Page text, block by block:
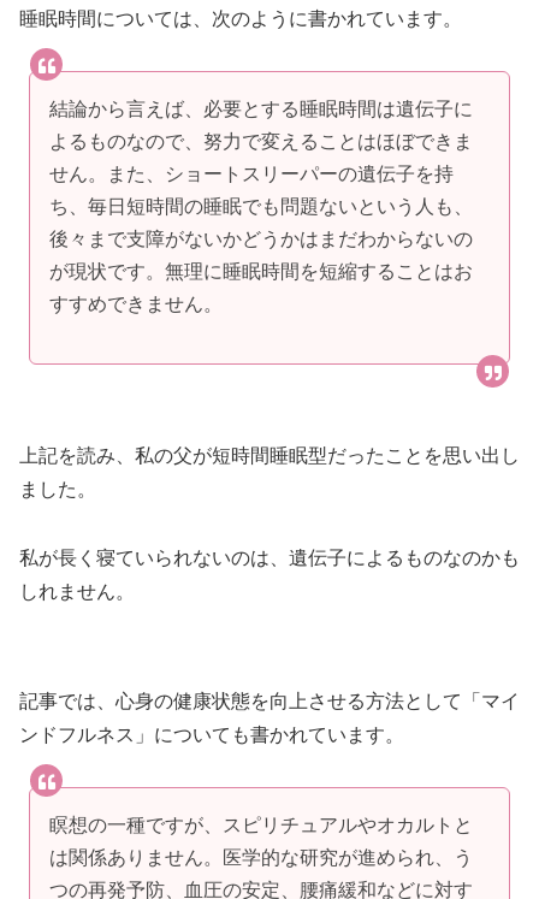
睡眠時間については、次のように書かれています。
結論から言えば、必要とする睡眠時間は遺伝子に
よるものなので、努力で変えることはほぼできま
せん。また、ショートスリーパーの遺伝子を持
ち、毎日短時間の睡眠でも問題ないという人も、
後々まで支障がないかどうかはまだわからないの
が現状です。無理に睡眠時間を短縮することはお
すすめできません。
上記を読み、私の父が短時間睡眠型だったことを思い出し
ました。
私が長く寝ていられないのは、遺伝子によるものなのかも
しれません。
記事では、心身の健康状態を向上させる方法として「マイ
ンドフルネス」についても書かれています。
瞑想の一種ですが、スピリチュアルやオカルトと
は関係ありません。医学的な研究が進められ、う
つの再発予防、血圧の安定、腰痛緩和などに対す